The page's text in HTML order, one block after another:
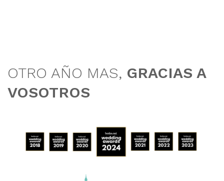
OTRO AÑO MAS, GRACIAS A
VOSOTROS